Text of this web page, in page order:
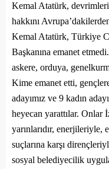
Kemal Atatürk, devrimleri
hakkını
Kemal Atatürk, Türkiye
Başkanına emanet
askere, orduya,
Kime emanet etti,
adayımız ve 9 kadın
heyecan yarattılar. Onlar
yarınlarıdır,
suçlarına karşı
sosyal belediyecilik